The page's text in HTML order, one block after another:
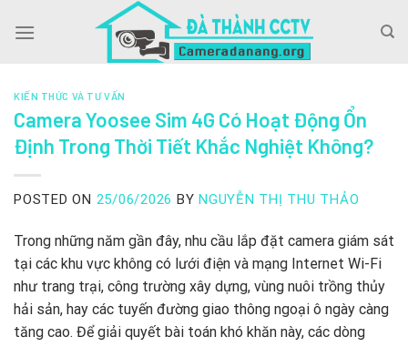
KIẾN THỨC VÀ TƯ VẤN
Camera Yoosee Sim 4G Có Hoạt Động Ổn
Định Trong Thời Tiết Khắc Nghiệt Không?
POSTED ON 25/06/2026 BY NGUYỄN THỊ THU THẢO
Trong những năm gần đây, nhu cầu lắp đặt camera giám sát
tại các khu vực không có lưới điện và mạng Internet Wi-Fi
như trang trại, công trường xây dựng, vùng nuôi trồng thủy
hải sản, hay các tuyến đường giao thông ngoại ô ngày càng
tăng cao. Để giải quyết bài toán khó khăn này, các dòng